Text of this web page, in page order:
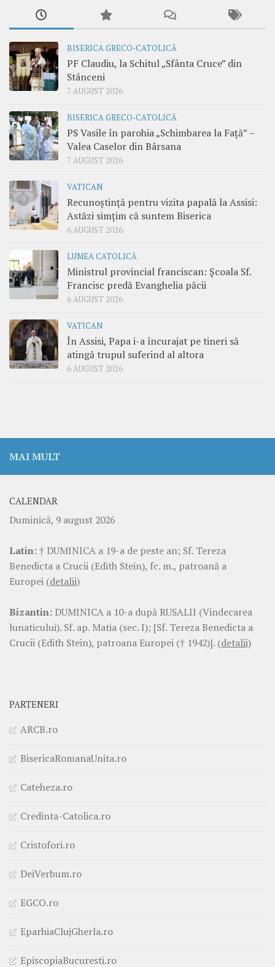
BISERICA GRECO-CATOLICĂ
PF Claudiu, la Schitul „Sfânta Cruce” din
Stânceni
7 AUGUST 2026
BISERICA GRECO-CATOLICĂ
PS Vasile în parohia „Schimbarea la Față” –
Valea Caselor din Bârsana
7 AUGUST 2026
VATICAN
Recunoștință pentru vizita papală la Assisi:
Astăzi simțim că suntem Biserica
6 AUGUST 2026
LUMEA CATOLICĂ
Ministrul provincial franciscan: Școala Sf.
Francisc predă Evanghelia păcii
6 AUGUST 2026
VATICAN
În Assisi, Papa i-a încurajat pe tineri să
atingă trupul suferind al altora
6 AUGUST 2026
MAI MULT
CALENDAR
Duminică, 9 august 2026
Latin:† DUMINICA a 19-a de peste an; Sf. Tereza
Benedicta a Crucii (Edith Stein), fc. m., patroană a
Europei (detalii)
Bizantin: DUMINICA a 10-a după RUSALII (Vindecarea
lunaticului). Sf. ap. Matia (sec. I); [Sf. Tereza Benedicta a
Crucii (Edith Stein), patroana Europei († 1942)]. (detalii)
PARTENERI
ARCB.ro
BisericaRomanaUnita.ro
Cateheza.ro
Credinta-Catolica.ro
Cristofori.ro
DeiVerbum.ro
EGCO.ro
EparhiaClujGherla.ro
EpiscopiaBucuresti.ro